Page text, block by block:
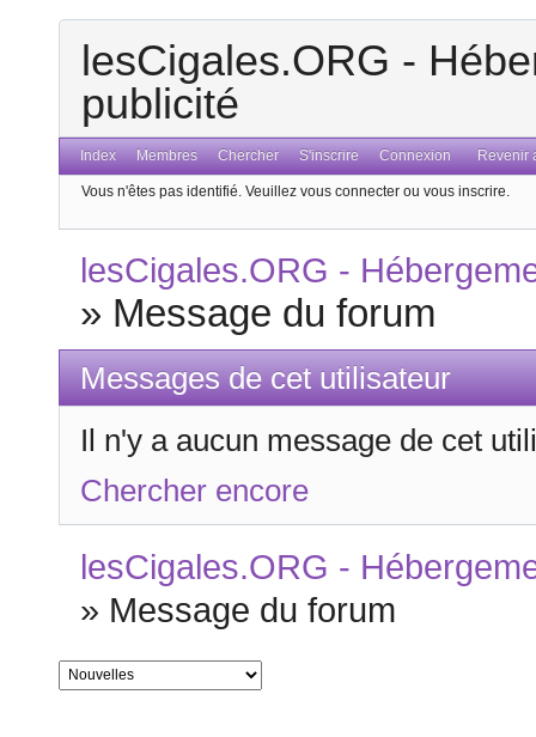
lesCigales.ORG -
publicité
Index Membres Chercher S'inscrire Connexion Revenir
Vous n'êtes pas identifié. Veuillez vous connecter ou vous inscrire.
lesCigales.ORG -
» Message du forum
Messages de cet utilisateur
Il n'y a aucun message de cet
Chercher encore
lesCigales.ORG -
» Message du forum